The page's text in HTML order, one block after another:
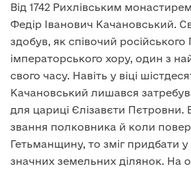
Від 1742 Рихлівським
Федір Іванович Качановський.
здобув, як співочий
імператорського хору, один з
свого часу. Навіть у віці
Качановський лишався
для цариці Єлізавєти Пєтровни.
звання полковника й коли
Гетьманщину, то зміг придбати у
значних земельних ділянок. На